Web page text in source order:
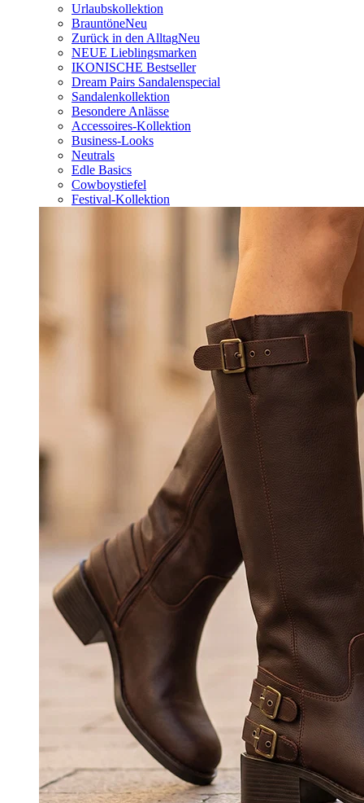
Urlaubskollektion
BrauntöneNeu
Zurück in den AlltagNeu
NEUE Lieblingsmarken
IKONISCHE Bestseller
Dream Pairs Sandalenspecial
Sandalenkollektion
Besondere Anlässe
Accessoires-Kollektion
Business-Looks
Neutrals
Edle Basics
Cowboystiefel
Festival-Kollektion